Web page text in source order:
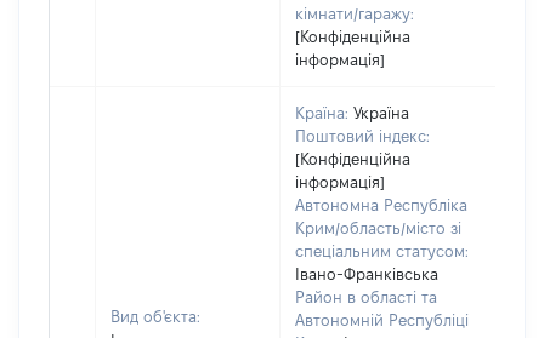
кімнати/гаражу:
[Конфіденційна
інформація]
Вид об'єкта:
Країна: Україна
Поштовий індекс:
[Конфіденційна
інформація]
Автономна Республіка
Крим/область/місто зі
спеціальним статусом:
Івано-Франківська
Район в області та
Автономній Республіці